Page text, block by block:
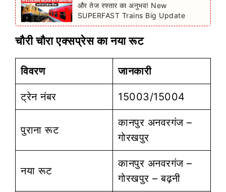
और तेज रफ्तार का अनुभव! New
SUPERFAST Trains Big Update
चौरी चौरा एक्सप्रेस का नया रूट
विवरण जानकारी
ट्रेन नंबर 15003/15004
पुराना रूट
कानपुर अनवरगंज –
गोरखपुर
नया रूट
कानपुर अनवरगंज –
गोरखपुर – बढ़नी